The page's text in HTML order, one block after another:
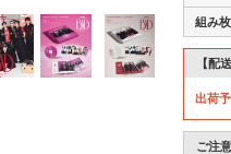
組み
【配
出荷
ご注意